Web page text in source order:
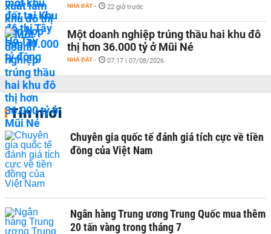
NHÀ ĐẤT - 22 giờ trước
Một doanh nghiệp trúng thầu hai khu đô
thị hơn 36.000 tỷ ở Mũi Né
NHÀ ĐẤT - 07:17 | 07/08/2026
Tin mới
Chuyên gia quốc tế đánh giá tích cực về tiền
đồng của Việt Nam
Ngân hàng Trung ương Trung Quốc mua thêm
20 tấn vàng trong tháng 7